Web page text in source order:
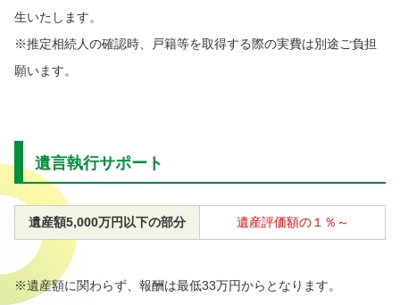
生いたします。
※推定相続人の確認時、戸籍等を取得する際の実費は別途ご負担
願います。
遺言執行サポート
遺産額5,000万円以下の部分 遺産評価額の１％～
※遺産額に関わらず、報酬は最低33万円からとなります。